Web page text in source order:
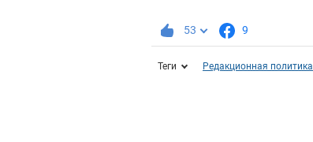
53 9
Теги Редакционная политика